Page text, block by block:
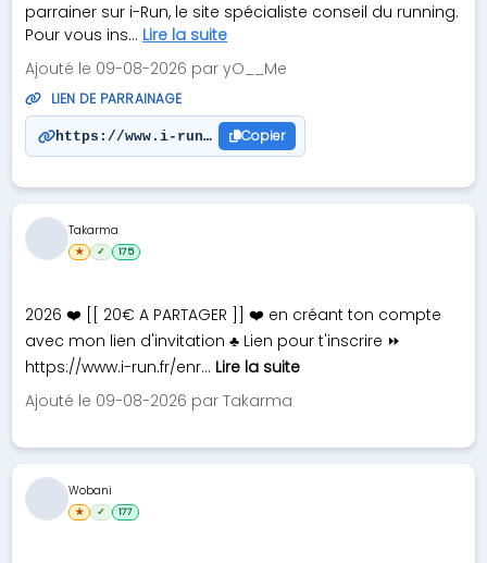
parrainer sur i-Run, le site spécialiste conseil du running.
Pour vous ins... Lire la suite
Ajouté le 09-08-2026 par yO__Me
LIEN DE PARRAINAGE
https://www.i-run.fr/enregistrement/
Copier
2026 ❤️ [[ 20€ A PARTAGER ]] ❤️ en créant ton compte
avec mon lien d'invitation ♣ Lien pour t'inscrire ⏩
https://www.i-run.fr/enr... Lire la suite
Ajouté le 09-08-2026 par Takarma
Takarma
★ ✓ 175
Wobani
★ ✓ 177